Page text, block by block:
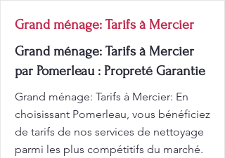
Grand ménage: Tarifs à Mercier
Grand ménage: Tarifs à Mercier
par Pomerleau : Propreté Garantie
Grand ménage: Tarifs à Mercier: En
choisissant Pomerleau, vous bénéficiez
de tarifs de nos services de nettoyage
parmi les plus compétitifs du marché.